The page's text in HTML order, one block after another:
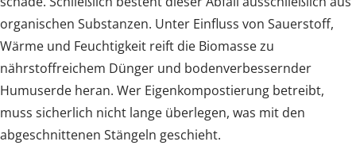
organischen Substanzen. Unter Einfluss von Sauerstoff,
Wärme und Feuchtigkeit reift die Biomasse zu
nährstoffreichem Dünger und bodenverbessernder
Humuserde heran. Wer Eigenkompostierung betreibt,
muss sicherlich nicht lange überlegen, was mit den
abgeschnittenen Stängeln geschieht.